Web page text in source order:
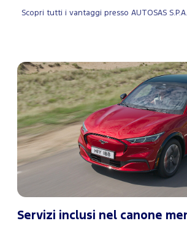
Scopri tutti i vantaggi presso AUTOSAS
Servizi inclusi nel canone